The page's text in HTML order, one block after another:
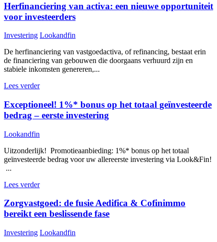
Herfinanciering van activa: een nieuwe opportuniteit
voor investeerders
Investering Lookandfin
De herfinanciering van vastgoedactiva, of refinancing, bestaat erin
de financiering van gebouwen die doorgaans verhuurd zijn en
stabiele inkomsten genereren,...
Lees verder
Exceptioneel! 1%* bonus op het totaal geïnvesteerde
bedrag – eerste investering
Lookandfin
Uitzonderlijk! Promotieaanbieding: 1%* bonus op het totaal
geïnvesteerde bedrag voor uw allereerste investering via Look&Fin!
...
Lees verder
Zorgvastgoed: de fusie Aedifica & Cofinimmo
bereikt een beslissende fase
Investering Lookandfin